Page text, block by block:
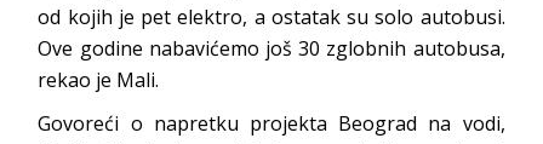
od kojih je pet elektro, a ostatak su solo autobusi.
Ove godine nabavićemo još 30 zglobnih autobusa,
rekao je Mali.
Govoreći o napretku projekta Beograd na vodi,